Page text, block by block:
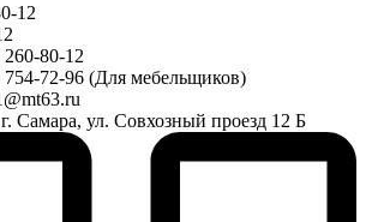
12
80-12
754-72-96 (Для мебельщиков)
Самара, ул. Совхозный проезд 12 Б